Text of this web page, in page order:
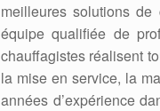
meilleures solutions
équipe qualifiée de
chauffagistes réalisent
la mise en service, la
années d’expérience